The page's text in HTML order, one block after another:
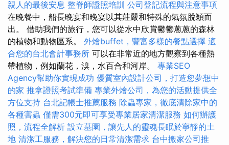
親人的最後安息 整脊師證照培訓 公司登記流程與注意事項
在晚餐中，船長晚宴和晚宴以其莊嚴和特殊的氣氛脫穎而
出。 借助我們的旅行，您可以從水中欣賞鬱鬱蔥蔥的森林
的植物和動物區系。 外燴buffet，豐富多樣的餐點選擇 適
合您的台北會計事務所 可以在非常近的地方觀察到各種熱
帶植物，例如蘭花，溴，水百合和河岸。 專業SEO
Agency幫助你實現成功 優質室內設計公司，打造您夢想中
的家 推拿證照考試準備 專業外燴公司，為您的活動提供全
方位支持 台北記帳士推薦服務 除蟲專家，徹底清除家中的
各種害蟲 僅需300元即可享受專業居家清潔服務 如何辦護
照，流程全解析 設立墓園，讓先人的靈魂長眠於寧靜的土
地 清潔工服務，解決您的日常清潔需求 台中搬家公司推